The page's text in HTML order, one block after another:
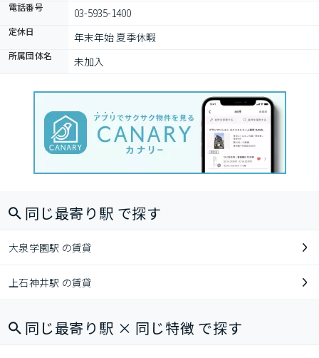
電話番号 03-5935-1400
定休日 年末年始 夏季休暇
所属団体名 未加入
同じ最寄り駅 で探す
大泉学園駅 の賃貸
上石神井駅 の賃貸
同じ最寄り駅 × 同じ特徴 で探す